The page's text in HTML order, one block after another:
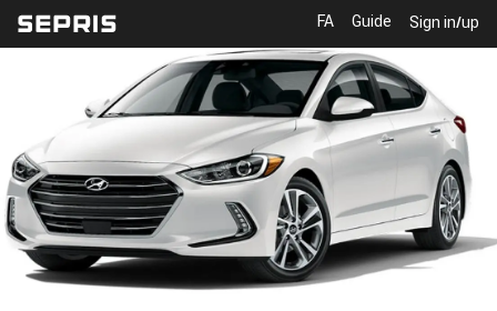
FA Guide Sign in/up